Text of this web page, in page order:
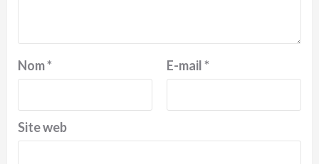
Nom* E-mail*
Site web